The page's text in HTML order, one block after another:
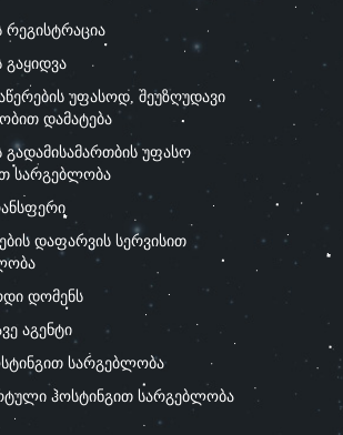
რეგისტრაცია
გაყიდვა
უფასოდ, შეუზღუდავი
დამატება
გადამისამართბის უფასო
სარგებლობა
დაფარვის სერვისით
დომენს
აგენტი
სარგებლობა
ჰოსტინგით სარგებლობა